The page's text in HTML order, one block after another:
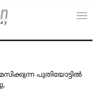
പുതിയോട്ടിൽ